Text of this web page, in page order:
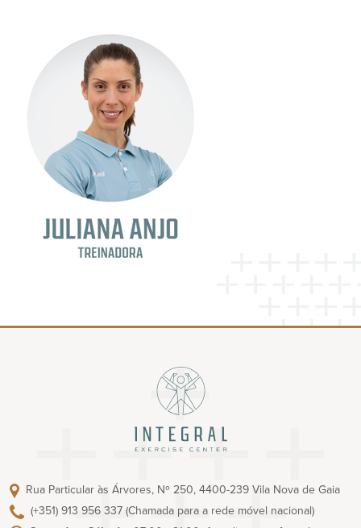
Rua Particular às Árvores, Nº 250, 4400-239 Vila Nova de Gaia
(+351) 913 956 337(Chamada para a rede móvel nacional)